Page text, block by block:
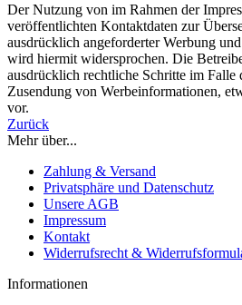
Der Nutzung von im Rahmen der
veröffentlichten Kontaktdaten zur
ausdrücklich angeforderter Werbung
wird hiermit widersprochen. Die
ausdrücklich rechtliche Schritte im Falle
Zusendung von Werbeinformationen,
vor.
Zurück
Mehr über...
Zahlung & Versand
Privatsphäre und Datenschutz
Unsere AGB
Impressum
Kontakt
Widerrufsrecht &
Informationen